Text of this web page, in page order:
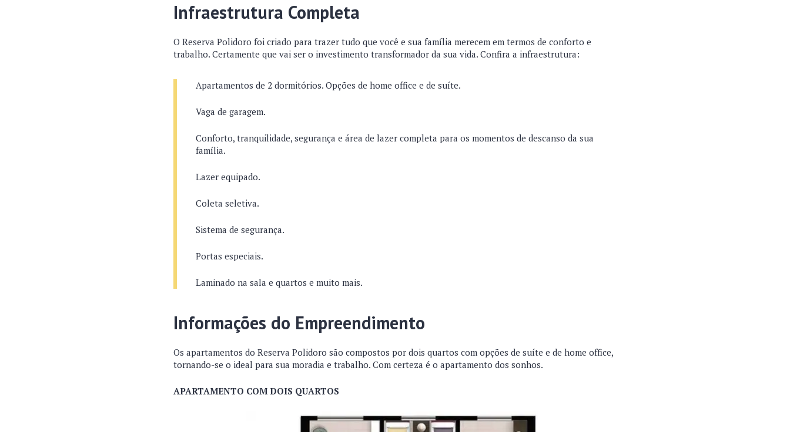
Infraestrutura Completa
O Reserva Polidoro foi criado para trazer tudo que você e sua família merecem em termos de conforto e
trabalho. Certamente que vai ser o investimento transformador da sua vida. Confira a infraestrutura:
Apartamentos de 2 dormitórios. Opções de home office e de suíte.
Vaga de garagem.
Conforto, tranquilidade, segurança e área de lazer completa para os momentos de descanso da sua
família.
Lazer equipado.
Coleta seletiva.
Sistema de segurança.
Portas especiais.
Laminado na sala e quartos e muito mais.
Informações do Empreendimento
Os apartamentos do Reserva Polidoro são compostos por dois quartos com opções de suíte e de home office,
tornando-se o ideal para sua moradia e trabalho. Com certeza é o apartamento dos sonhos.
APARTAMENTO COM DOIS QUARTOS